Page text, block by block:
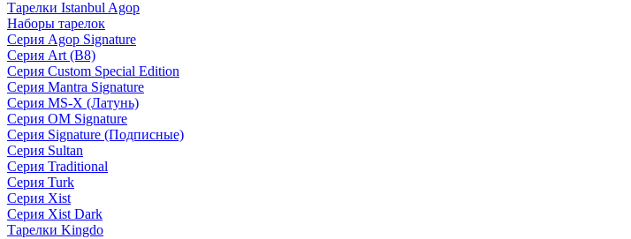
Тарелки Istanbul Agop
Наборы тарелок
Серия Agop Signature
Серия Art (B8)
Серия Custom Special Edition
Серия Mantra Signature
Серия MS-X (Латунь)
Серия OM Signature
Серия Signature (Подписные)
Серия Sultan
Серия Traditional
Серия Turk
Серия Xist
Серия Xist Dark
Тарелки Kingdo